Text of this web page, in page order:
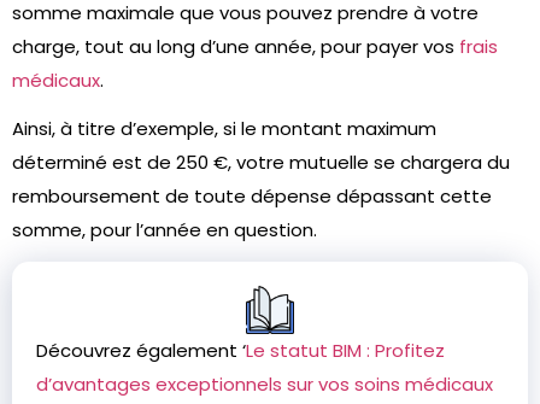
somme maximale que vous pouvez prendre à votre
charge, tout au long d’une année, pour payer vos frais
médicaux.
Ainsi, à titre d’exemple, si le montant maximum
déterminé est de 250 €, votre mutuelle se chargera du
remboursement de toute dépense dépassant cette
somme, pour l’année en question.
Découvrez également ‘Le statut BIM : Profitez
d’avantages exceptionnels sur vos soins médicaux